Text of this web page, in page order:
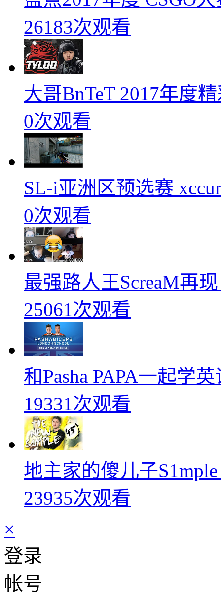
26183次观看
大哥BnTeT 2017年度
0次观看
SL-i亚洲区预选赛
0次观看
最强路人王ScreaM再
25061次观看
和Pasha PAPA一起学
19331次观看
地主家的傻儿子
23935次观看
×
登录
帐号